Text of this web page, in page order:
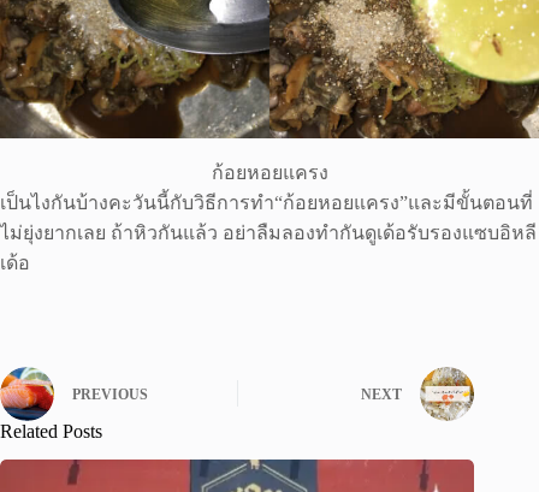
ก้อยหอยแครง
เป็นไงกันบ้างคะวันนี้กับวิธีการทำ“ก้อยหอยแครง”และมีขั้นตอนที่
ไม่ยุ่งยากเลย ถ้าหิวกันแล้ว อย่าลืมลองทำกันดูเด้อรับรองแซบอิหลี
เด้อ
PREVIOUS NEXT
Related Posts